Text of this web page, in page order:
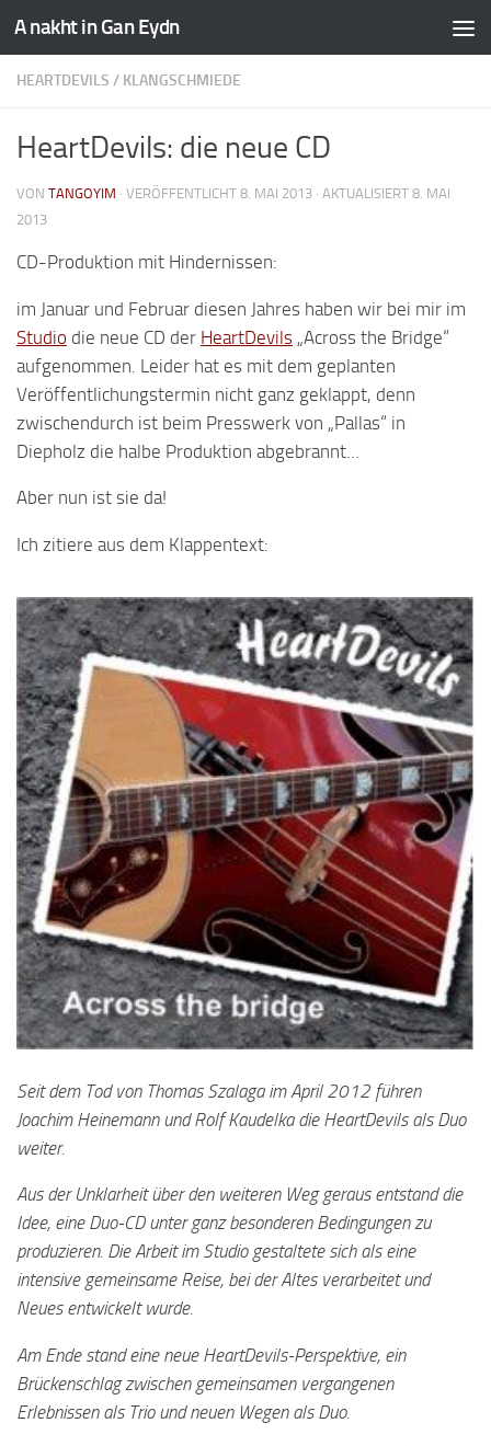
A nakht in Gan Eydn
HEARTDEVILS / KLANGSCHMIEDE
HeartDevils: die neue CD
VON TANGOYIM · VERÖFFENTLICHT 8. MAI 2013 · AKTUALISIERT 8. MAI
2013
CD-Produktion mit Hindernissen:
im Januar und Februar diesen Jahres haben wir bei mir im
Studio die neue CD der HeartDevils „Across the Bridge“
aufgenommen. Leider hat es mit dem geplanten
Veröffentlichungstermin nicht ganz geklappt, denn
zwischendurch ist beim Presswerk von „Pallas“ in
Diepholz die halbe Produktion abgebrannt…
Aber nun ist sie da!
Ich zitiere aus dem Klappentext:
Seit dem Tod von Thomas Szalaga im April 2012 führen
Joachim Heinemann und Rolf Kaudelka die HeartDevils als Duo
weiter.
Aus der Unklarheit über den weiteren Weg geraus entstand die
Idee, eine Duo-CD unter ganz besonderen Bedingungen zu
produzieren. Die Arbeit im Studio gestaltete sich als eine
intensive gemeinsame Reise, bei der Altes verarbeitet und
Neues entwickelt wurde.
Am Ende stand eine neue HeartDevils-Perspektive, ein
Brückenschlag zwischen gemeinsamen vergangenen
Erlebnissen als Trio und neuen Wegen als Duo.